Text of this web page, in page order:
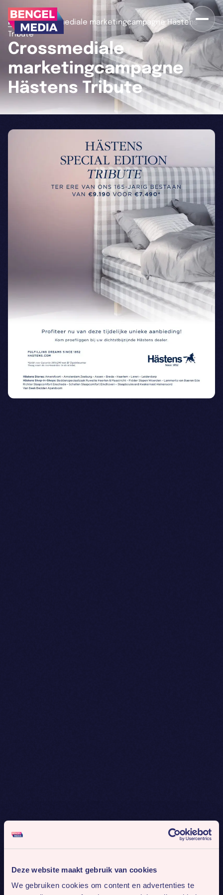
Deze website maakt gebruik van cookies
We gebruiken cookies om content en advertenties te
Home>Crossmediale marketingcampagne Hästens
Tribute
Crossmediale
marketingcampagne
Hästens Tribute